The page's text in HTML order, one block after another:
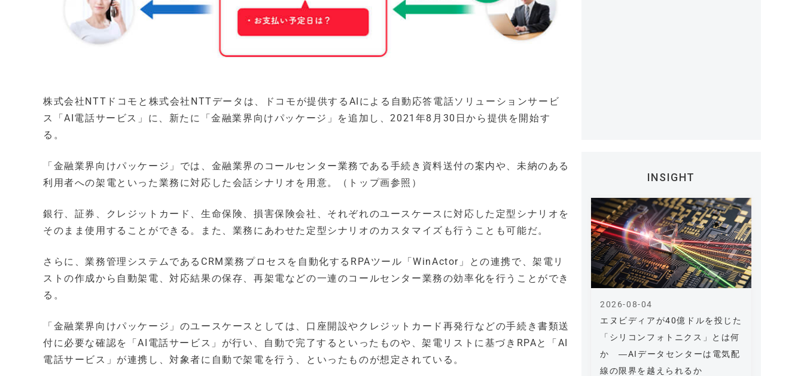
株式会社NTTドコモと株式会社NTTデータは、ドコモが提供するAIによる自動応答電話ソリューションサービ
ス「AI電話サービス」に、新たに「金融業界向けパッケージ」を追加し、2021年8月30日から提供を開始す
る。
「金融業界向けパッケージ」では、金融業界のコールセンター業務である手続き資料送付の案内や、未納のある
利用者への架電といった業務に対応した会話シナリオを用意。（トップ画参照）
銀行、証券、クレジットカード、生命保険、損害保険会社、それぞれのユースケースに対応した定型シナリオを
そのまま使用することができる。また、業務にあわせた定型シナリオのカスタマイズも行うことも可能だ。
さらに、業務管理システムであるCRM業務プロセスを自動化するRPAツール「WinActor」との連携で、架電リ
ストの作成から自動架電、対応結果の保存、再架電などの一連のコールセンター業務の効率化を行うことができ
る。
「金融業界向けパッケージ」のユースケースとしては、口座開設やクレジットカード再発行などの手続き書類送
付に必要な確認を「AI電話サービス」が行い、自動で完了するといったものや、架電リストに基づきRPAと「AI
電話サービス」が連携し、対象者に自動で架電を行う、といったものが想定されている。
INSIGHT
エヌビディアが40億ドルを投じた
「シリコンフォトニクス」とは何
か ―AIデータセンターは電気配
線の限界を越えられるか
2026-08-04